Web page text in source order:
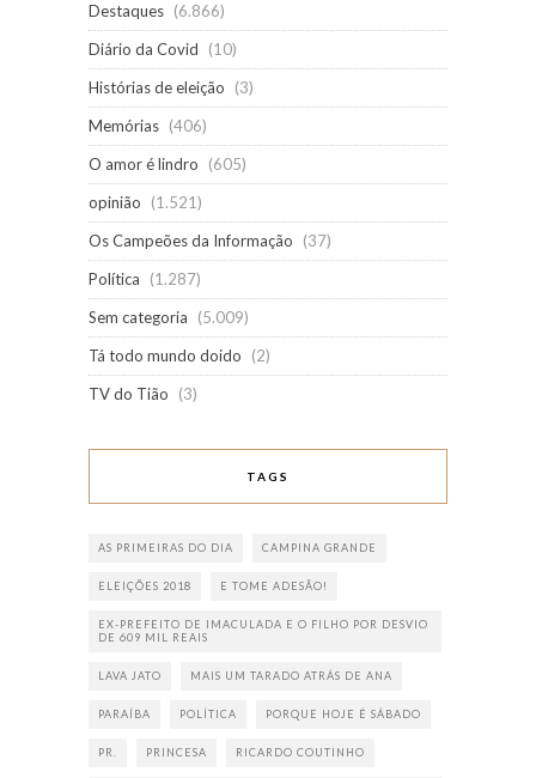
Destaques (6.866)
Diário da Covid
(10)
Histórias de eleição
(3)
Memórias (406)
O amor é lindro
(605)
opinião
(1.521)
Os Campeões da Informação
(37)
Política
(1.287)
Sem categoria
(5.009)
Tá todo mundo doido
(2)
TV do Tião
(3)
TAGS
AS PRIMEIRAS DO DIA CAMPINA GRANDE
ELEIÇÕES 2018 E TOME ADESÃO!
EX-PREFEITO DE IMACULADA E O FILHO POR DESVIO
DE 609 MIL REAIS
LAVA JATO MAIS UM TARADO ATRÁS DE ANA
PARAÍBA POLÍTICA PORQUE HOJE É SÁBADO
PR. PRINCESA RICARDO COUTINHO